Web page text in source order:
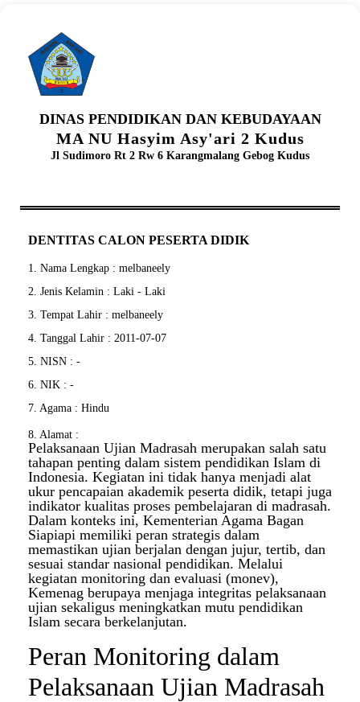
DINAS PENDIDIKAN DAN KEBUDAYAAN
MA NU Hasyim Asy'ari 2 Kudus
Jl Sudimoro Rt 2 Rw 6 Karangmalang Gebog Kudus
DENTITAS CALON PESERTA DIDIK
1. Nama Lengkap : melbaneely
2. Jenis Kelamin : Laki - Laki
3. Tempat Lahir : melbaneely
4. Tanggal Lahir : 2011-07-07
5. NISN : -
6. NIK : -
7. Agama : Hindu
8. Alamat :
Pelaksanaan Ujian Madrasah merupakan salah satu
tahapan penting dalam sistem pendidikan Islam di
Indonesia. Kegiatan ini tidak hanya menjadi alat
ukur pencapaian akademik peserta didik, tetapi juga
indikator kualitas proses pembelajaran di madrasah.
Dalam konteks ini, Kementerian Agama Bagan
Siapiapi memiliki peran strategis dalam
memastikan ujian berjalan dengan jujur, tertib, dan
sesuai standar nasional pendidikan. Melalui
kegiatan monitoring dan evaluasi (monev),
Kemenag berupaya menjaga integritas pelaksanaan
ujian sekaligus meningkatkan mutu pendidikan
Islam secara berkelanjutan.
Peran Monitoring dalam
Pelaksanaan Ujian Madrasah